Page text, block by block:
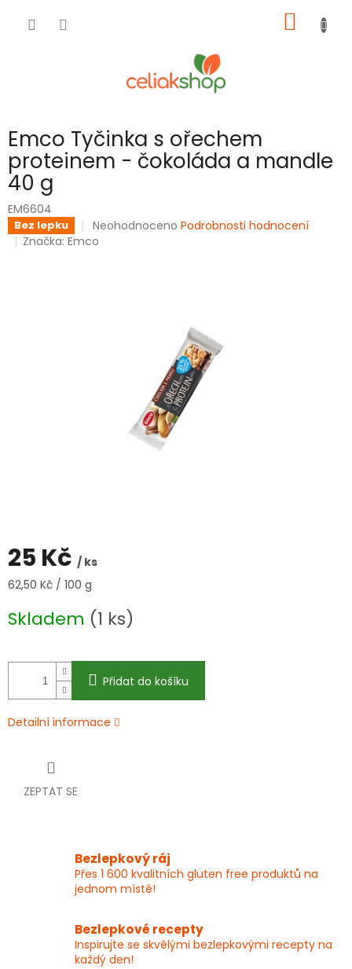
KOŠÍK
Emco Tyčinka s ořechem
proteinem - čokoláda a mandle
40 g
EM6604
Bez lepku
Průměrné
hodnocení
Neohodnoceno Podrobnosti hodnocení
Značka:Emco
25 Kč / ks
Měrná
62,50 Kč / 100 g
Skladem (1 ks)
Přidat do košíku
Detailní informace
ZEPTAT SE
Bezlepkový ráj
Přes 1 600 kvalitních gluten free produktů na
jednom místě!
Bezlepkové recepty
Inspirujte se skvělými bezlepkovými recepty na
každý den!